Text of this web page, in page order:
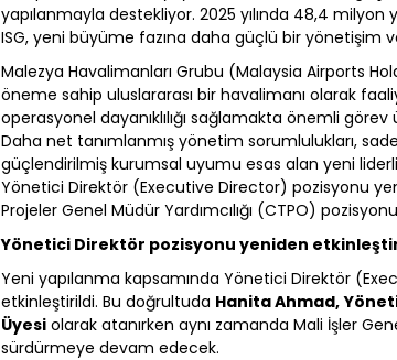
yapılanmayla destekliyor. 2025 yılında 48,4
ISG, yeni büyüme fazına daha güçlü bir yönetişim
Malezya Havalimanları Grubu (Malaysia Airports
öneme sahip uluslararası bir havalimanı olarak
operasyonel dayanıklılığı sağlamakta önemli
Daha net tanımlanmış yönetim sorumlulukları,
güçlendirilmiş kurumsal uyumu esas alan yeni
Yönetici Direktör (Executive Director) pozisyonu
Projeler Genel Müdür Yardımcılığı (CTPO)
Yönetici Direktör pozisyonu yeniden
Yeni yapılanma kapsamında Yönetici Direktör
etkinleştirildi. Bu doğrultuda Hanita Ahmad,
Üyesi olarak atanırken aynı zamanda Mali İşler
sürdürmeye devam edecek.